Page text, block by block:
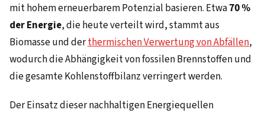
mit hohem erneuerbarem Potenzial basieren. Etwa70 %
der Energie, die heute verteilt wird, stammt aus
Biomasse und derthermischen Verwertung von Abfällen,
wodurch die Abhängigkeit von fossilen Brennstoffen und
die gesamte Kohlenstoffbilanz verringert werden.
Der Einsatz dieser nachhaltigen Energiequellen